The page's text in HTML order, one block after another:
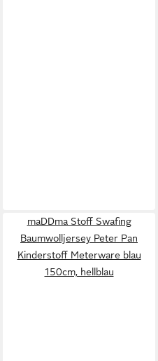
maDDma Stoff Swafing
Baumwolljersey Peter Pan
Kinderstoff Meterware blau
150cm, hellblau